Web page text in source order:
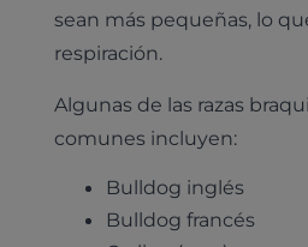
sean más pequeñas, lo
respiración.
Algunas de las razas
comunes incluyen:
Bulldog inglés
Bulldog francés